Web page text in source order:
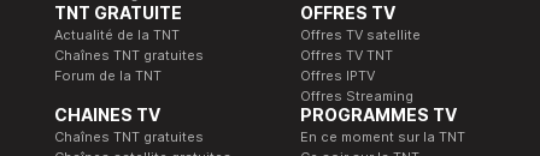
TNT GRATUITE
Actualité de la TNT
Chaînes TNT gratuites
Forum de la TNT
OFFRES TV
Offres TV satellite
Offres TV TNT
Offres IPTV
Offres Streaming
CHAINES TV
Chaînes TNT gratuites
PROGRAMMES TV
En ce moment sur la TNT